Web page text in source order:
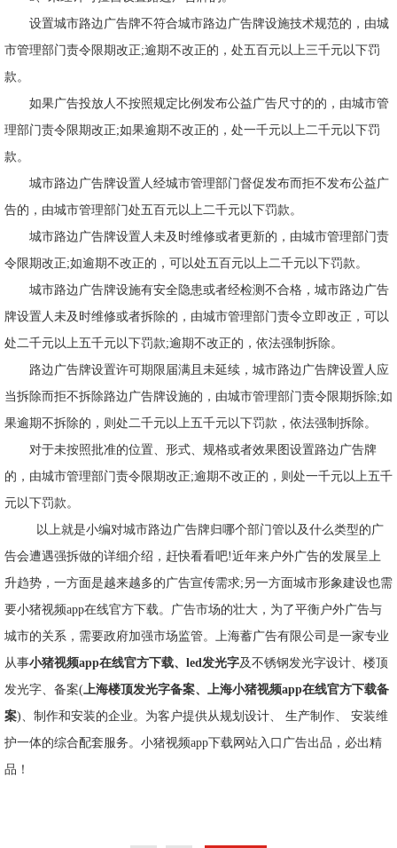
设置城市路边广告牌不符合城市路边广告牌设施技术规范的，由城
市管理部门责令限期改正;逾期不改正的，处五百元以上三千元以下罚
款。
如果广告投放人不按照规定比例发布公益广告尺寸的的，由城市管
理部门责令限期改正;如果逾期不改正的，处一千元以上二千元以下罚
款。
城市路边广告牌设置人经城市管理部门督促发布而拒不发布公益广
告的，由城市管理部门处五百元以上二千元以下罚款。
城市路边广告牌设置人未及时维修或者更新的，由城市管理部门责
令限期改正;如逾期不改正的，可以处五百元以上二千元以下罚款。
城市路边广告牌设施有安全隐患或者经检测不合格，城市路边广告
牌设置人未及时维修或者拆除的，由城市管理部门责令立即改正，可以
处二千元以上五千元以下罚款;逾期不改正的，依法强制拆除。
路边广告牌设置许可期限届满且未延续，城市路边广告牌设置人应
当拆除而拒不拆除路边广告牌设施的，由城市管理部门责令限期拆除;如
果逾期不拆除的，则处二千元以上五千元以下罚款，依法强制拆除。
对于未按照批准的位置、形式、规格或者效果图设置路边广告牌
的，由城市管理部门责令限期改正;逾期不改正的，则处一千元以上五千
元以下罚款。
以上就是小编对城市路边广告牌归哪个部门管以及什么类型的广
告会遭遇强拆做的详细介绍，赶快看看吧!近年来户外广告的发展呈上
升趋势，一方面是越来越多的广告宣传需求;另一方面城市形象建设也需
要小猪视频app在线官方下载。广告市场的壮大，为了平衡户外广告与
城市的关系，需要政府加强市场监管。上海蓄广告有限公司是一家专业
从事小猪视频app在线官方下载、led发光字及不锈钢发光字设计、楼顶
发光字、备案( 上海楼顶发光字备案、上海小猪视频app在线官方下载备
案)、制作和安装的企业。为客户提供从规划设计、 生产制作、 安装维
护一体的综合配套服务。小猪视频app下载网站入口广告出品，必出精
品！